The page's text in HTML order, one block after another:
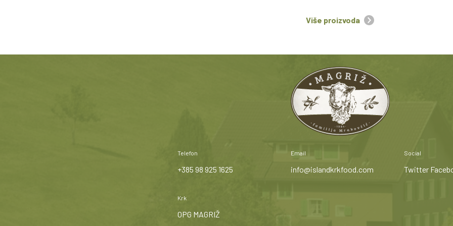
Više proizvoda
Telefon
+385 98 925 1625
Email
info@islandkrkfood.com
Social
Twitter
Krk
OPG MAGRIŽ